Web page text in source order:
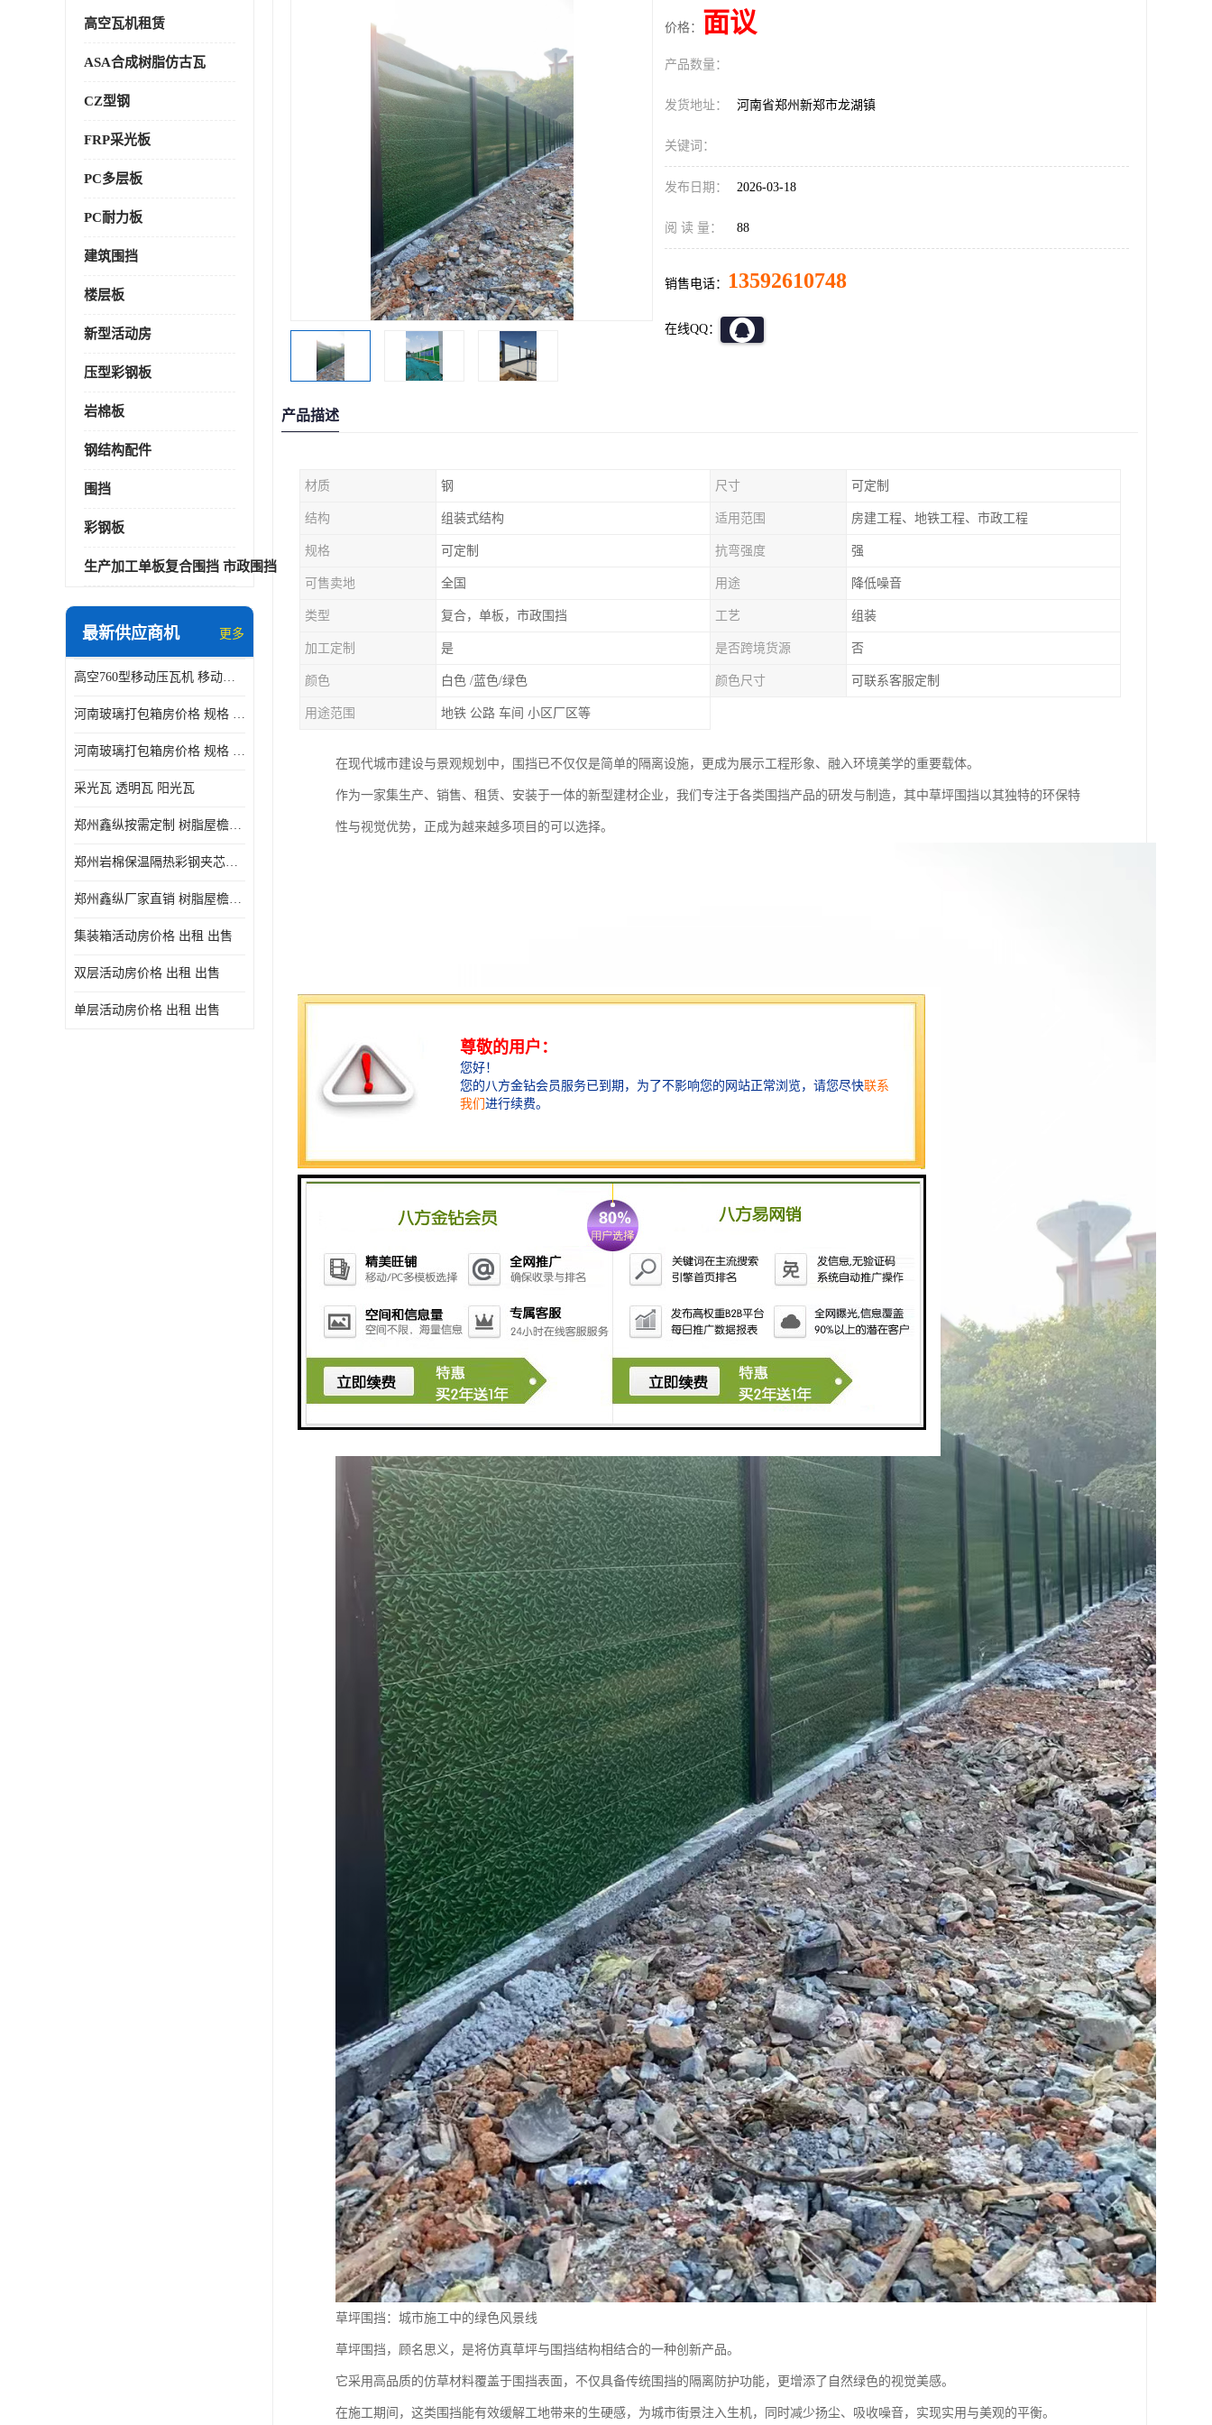
高空瓦机租赁
ASA合成树脂仿古瓦
CZ型钢
FRP采光板
PC多层板
PC耐力板
建筑围挡
楼层板
新型活动房
压型彩钢板
岩棉板
钢结构配件
围挡
彩钢板
生产加工单板复合围挡 市政围挡
最新供应商机 更多
高空760型移动压瓦机 移动升降制瓦设备租赁选郑州鑫纵
河南玻璃打包箱房价格 规格 鑫纵建材按需定制
河南玻璃打包箱房价格 规格 鑫纵建材批发
采光瓦 透明瓦 阳光瓦
郑州鑫纵按需定制 树脂屋檐装饰塑料琉璃瓦片 中式仿古瓦的特点 价格
郑州岩棉保温隔热彩钢夹芯板 郑州鑫纵支持定做
郑州鑫纵厂家直销 树脂屋檐装饰塑料琉璃瓦片 中式仿古瓦的特点 价格
集装箱活动房价格 出租 出售
双层活动房价格 出租 出售
单层活动房价格 出租 出售
价格： 面议
产品数量：
发货地址： 河南省郑州新郑市龙湖镇
关键词：
发布日期： 2026-03-18
阅 读 量： 88
销售电话： 13592610748
在线QQ：
产品描述
材质 钢 尺寸 可定制
结构 组装式结构 适用范围 房建工程、地铁工程、市政工程
规格 可定制 抗弯强度 强
可售卖地 全国 用途 降低噪音
类型 复合，单板，市政围挡 工艺 组装
加工定制 是 是否跨境货源 否
颜色 白色 /蓝色/绿色 颜色尺寸 可联系客服定制
用途范围 地铁 公路 车间 小区厂区等
在现代城市建设与景观规划中，围挡已不仅仅是简单的隔离设施，更成为展示工程形象、融入环境美学的重要载体。
作为一家集生产、销售、租赁、安装于一体的新型建材企业，我们专注于各类围挡产品的研发与制造，其中草坪围挡以其独特的环保特
性与视觉优势，正成为越来越多项目的可以选择。
草坪围挡：城市施工中的绿色风景线
草坪围挡，顾名思义，是将仿真草坪与围挡结构相结合的一种创新产品。
它采用高品质的仿草材料覆盖于围挡表面，不仅具备传统围挡的隔离防护功能，更增添了自然绿色的视觉美感。
在施工期间，这类围挡能有效缓解工地带来的生硬感，为城市街景注入生机，同时减少扬尘、吸收噪音，实现实用与美观的平衡。